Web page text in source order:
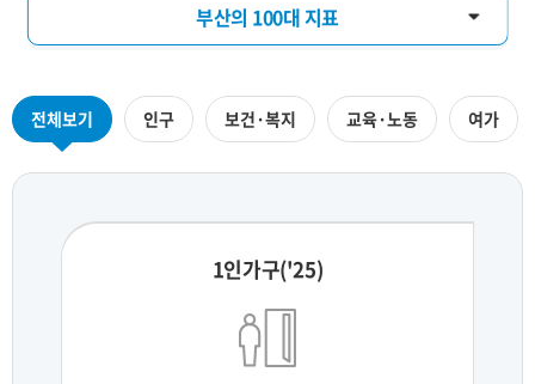
부산의 100대 지표
지역통계 시각화
전체보기 인구 보건·복지 교육·노동 여가
1인가구('25)